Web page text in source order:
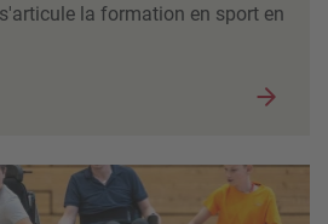
la formation en sport en